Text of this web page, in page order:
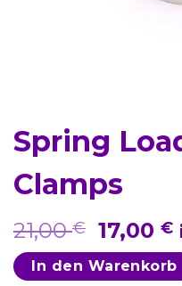
Spring
Clamps
21,00€
Preis
war:
17,00€
In den Warenkorb